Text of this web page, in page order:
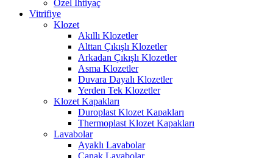
Özel İhtiyaç
Vitrifiye
Klozet
Akıllı Klozetler
Alttan Çıkışlı Klozetler
Arkadan Çıkışlı Klozetler
Asma Klozetler
Duvara Dayalı Klozetler
Yerden Tek Klozetler
Klozet Kapakları
Duroplast Klozet Kapakları
Thermoplast Klozet Kapakları
Lavabolar
Ayaklı Lavabolar
Çanak Lavabolar